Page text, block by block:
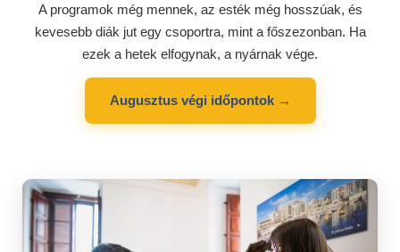
A programok még mennek, az esték még hosszúak, és
kevesebb diák jut egy csoportra, mint a főszezonban. Ha
ezek a hetek elfogynak, a nyárnak vége.
Augusztus végi időpontok →